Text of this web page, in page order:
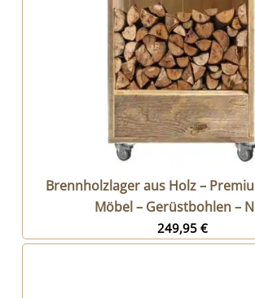
Brennholzlager aus Holz –
Möbel – Gerüstbohlen –
249,95 €